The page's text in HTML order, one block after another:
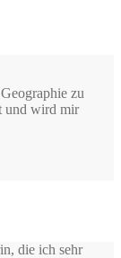
zu
und wird mir
die ich sehr